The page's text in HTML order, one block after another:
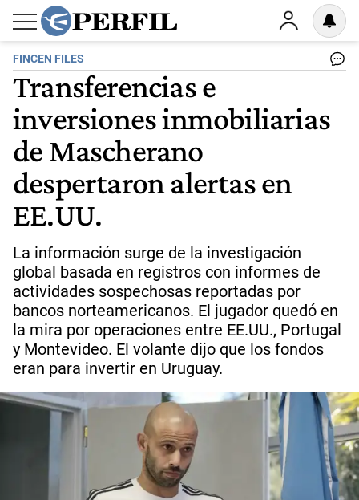
FINCEN FILES
Transferencias e
inversiones inmobiliarias
de Mascherano
despertaron alertas en
EE.UU.
La información surge de la investigación
global basada en registros con informes de
actividades sospechosas reportadas por
bancos norteamericanos. El jugador quedó en
la mira por operaciones entre EE.UU., Portugal
y Montevideo. El volante dijo que los fondos
eran para invertir en Uruguay.